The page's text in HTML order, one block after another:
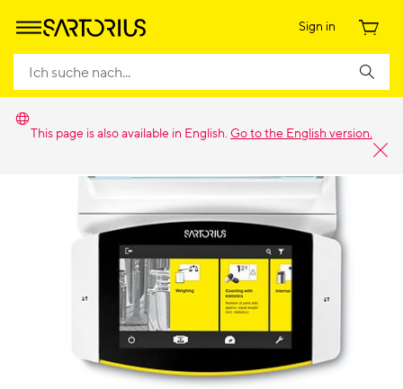
Sign in
This page is also available in English. Go to the English version.